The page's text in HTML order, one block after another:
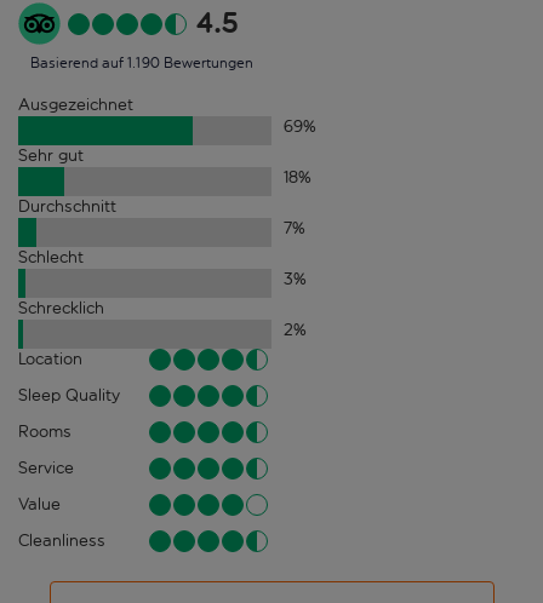
4.5
Basierend auf 1.190 Bewertungen
Ausgezeichnet
69%
Sehr gut
18%
Durchschnitt
7%
Schlecht
3%
Schrecklich
2%
Location
Sleep Quality
Rooms
Service
Value
Cleanliness